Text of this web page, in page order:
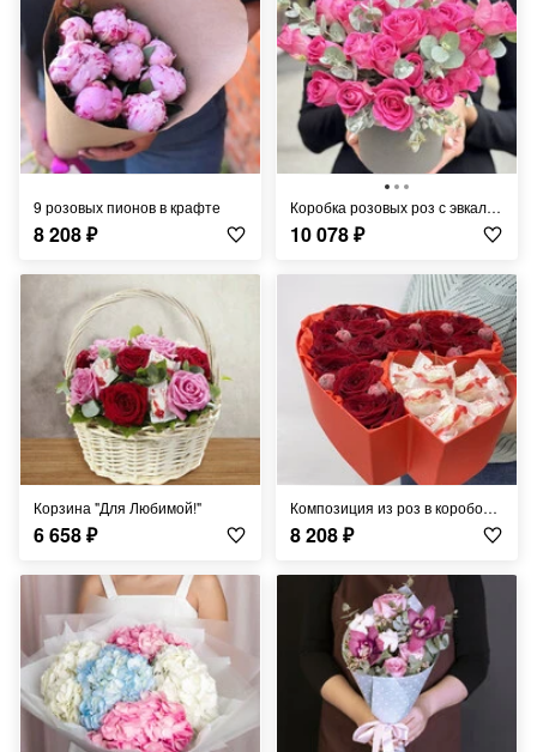
9 розовых пионов в крафте
8 208₽
Коробка розовых роз с эвкалиптом
10 078₽
Корзина "Для Любимой!"
6 658₽
Композиция из роз в коробочке сердце
8 208₽